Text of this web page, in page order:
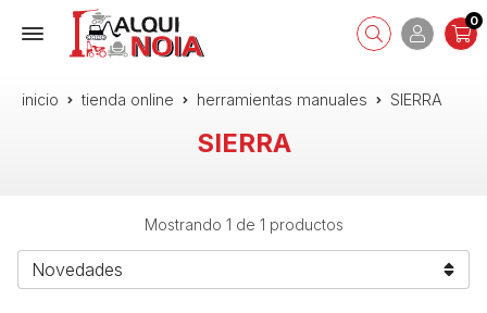
0
inicio tienda online herramientas manuales SIERRA
SIERRA
Mostrando 1 de 1 productos